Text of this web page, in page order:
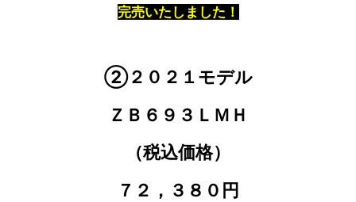
完売いたしました！
②２０２１モデル
ＺＢ６９３ＬＭＨ
（税込価格）
７２，３８０円